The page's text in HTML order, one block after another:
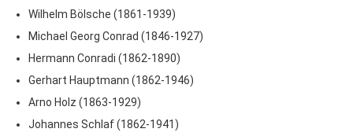
Wilhelm Bölsche (1861-1939)
Michael Georg Conrad (1846-1927)
Hermann Conradi (1862-1890)
Gerhart Hauptmann (1862-1946)
Arno Holz (1863-1929)
Johannes Schlaf (1862-1941)